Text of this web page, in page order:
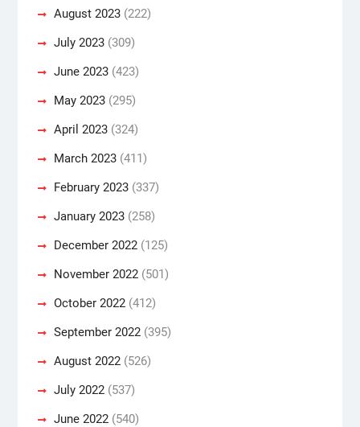
August 2023(222)
July 2023(309)
June 2023(423)
May 2023(295)
April 2023(324)
March 2023(411)
February 2023(337)
January 2023(258)
December 2022(125)
November 2022(501)
October 2022(412)
September 2022(395)
August 2022(526)
July 2022(537)
June 2022(540)